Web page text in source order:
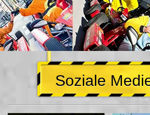
Soziale